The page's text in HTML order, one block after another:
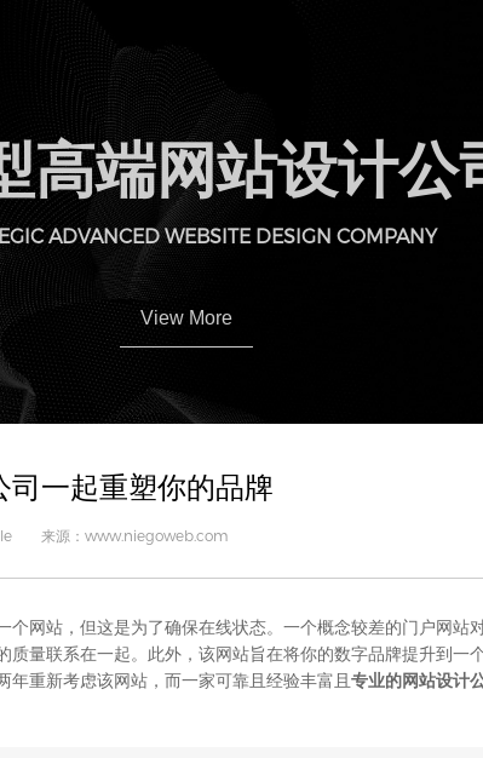
高端网站设计公
ADVANCED WEBSITE DESIGN COMPANY
View More
一起重塑你的品牌
来源：www.niegoweb.com
个网站，但这是为了确保在线状态。一个概念较差的门户网站
量联系在一起。此外，该网站旨在将你的数字品牌提升到一
年重新考虑该网站，而一家可靠且经验丰富且专业的网站设计